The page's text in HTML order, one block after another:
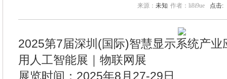
来源： 未知 作者：li8i9ue 点击:
2025第7届深圳(国际)智慧显示系统产
用人工智能展｜物联网展
展览时间：2025年8月27-29日